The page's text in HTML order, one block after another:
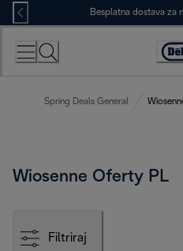
Skip
to
Content
Besplatna dostava za
Spring Deals General
Wiosenne Oferty PL
Filtriraj